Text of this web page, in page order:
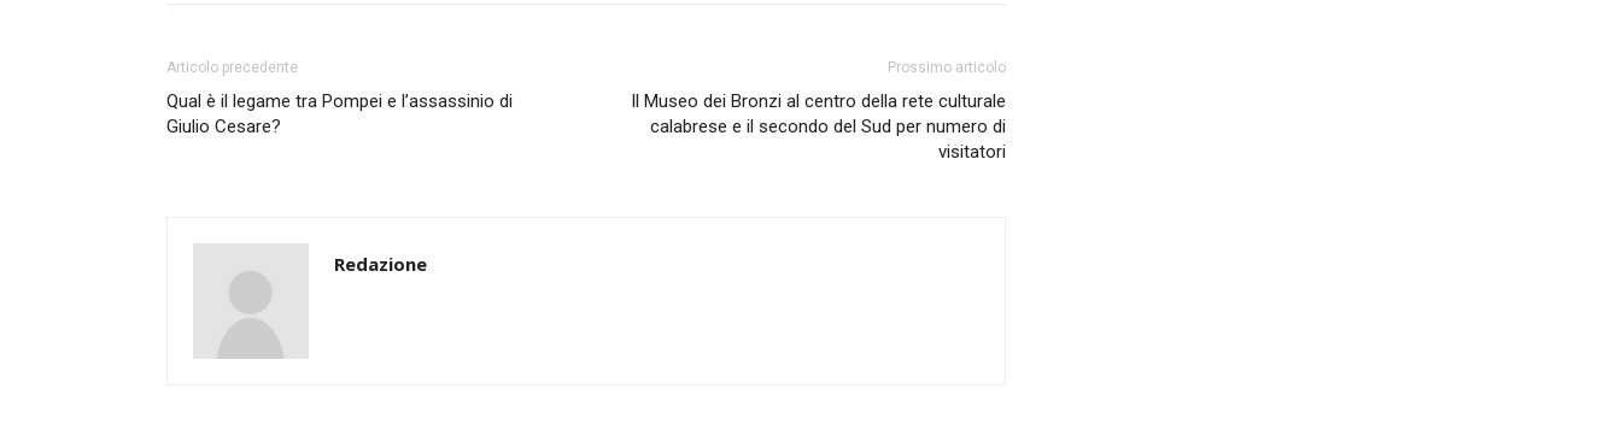
Articolo precedente
Qual è il legame tra Pompei e l’assassinio di
Giulio Cesare?
Prossimo articolo
Il Museo dei Bronzi al centro della rete culturale
calabrese e il secondo del Sud per numero di
visitatori
Redazione